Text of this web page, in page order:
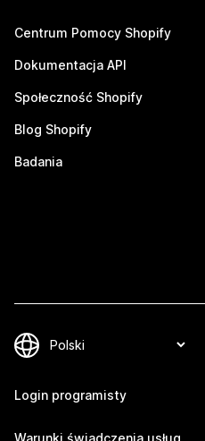
Centrum Pomocy Shopify
Dokumentacja API
Społeczność Shopify
Blog Shopify
Badania
Login programisty
Warunki świadczenia usług